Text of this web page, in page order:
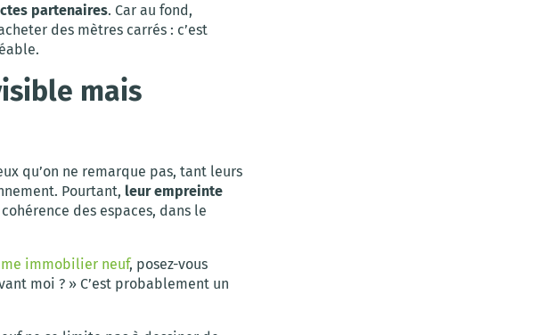
partenaires. Car au fond,
des mètres carrés : c’est
mais
qu’on ne remarque pas, tant leurs
Pourtant, leur empreinte
des espaces, dans le
immobilier neuf, posez-vous
moi ? » C’est probablement un